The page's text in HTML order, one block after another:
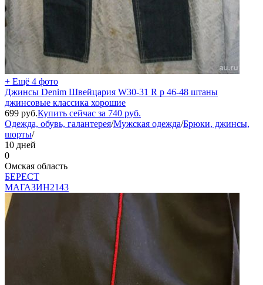
+ Ещё 4 фото
Джинсы Denim Швейцария W30-31 R р 46-48 штаны
джинсовые классика хорошие
699 руб.Купить сейчас за 740 руб.
Одежда, обувь, галантерея/Мужская одежда/Брюки, джинсы,
шорты/
10 дней
0
Омская область
БEPECT
МАГАЗИН2143